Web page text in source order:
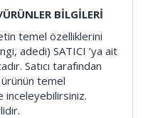
BİLGİLERİ
temel özelliklerini
adedi) SATICI ’ya ait
Satıcı tarafından
temel
inceleyebilirsiniz.